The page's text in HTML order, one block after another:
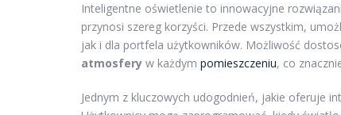
Inteligentne oświetlenie to innowacyjne
przynosi szereg korzyści. Przede wszystkim,
jak i dla portfela użytkowników. Możliwość
atmosfery w każdym pomieszczeniu, co
Jednym z kluczowych udogodnień, jakie oferuje